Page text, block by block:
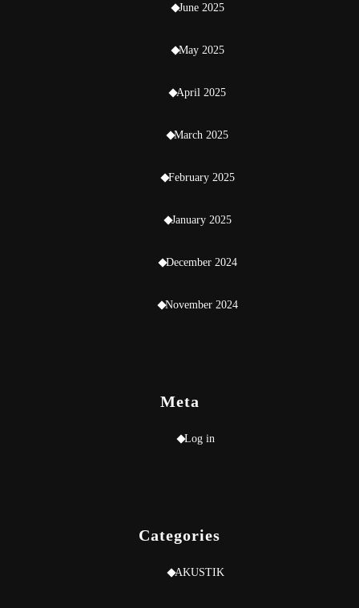
June 2025
May 2025
April 2025
March 2025
February 2025
January 2025
December 2024
November 2024
Meta
Log in
Categories
AKUSTIK